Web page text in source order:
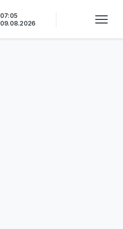
07:05
09.08.2026